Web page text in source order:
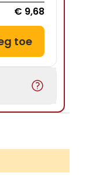
€ 9,68
toe